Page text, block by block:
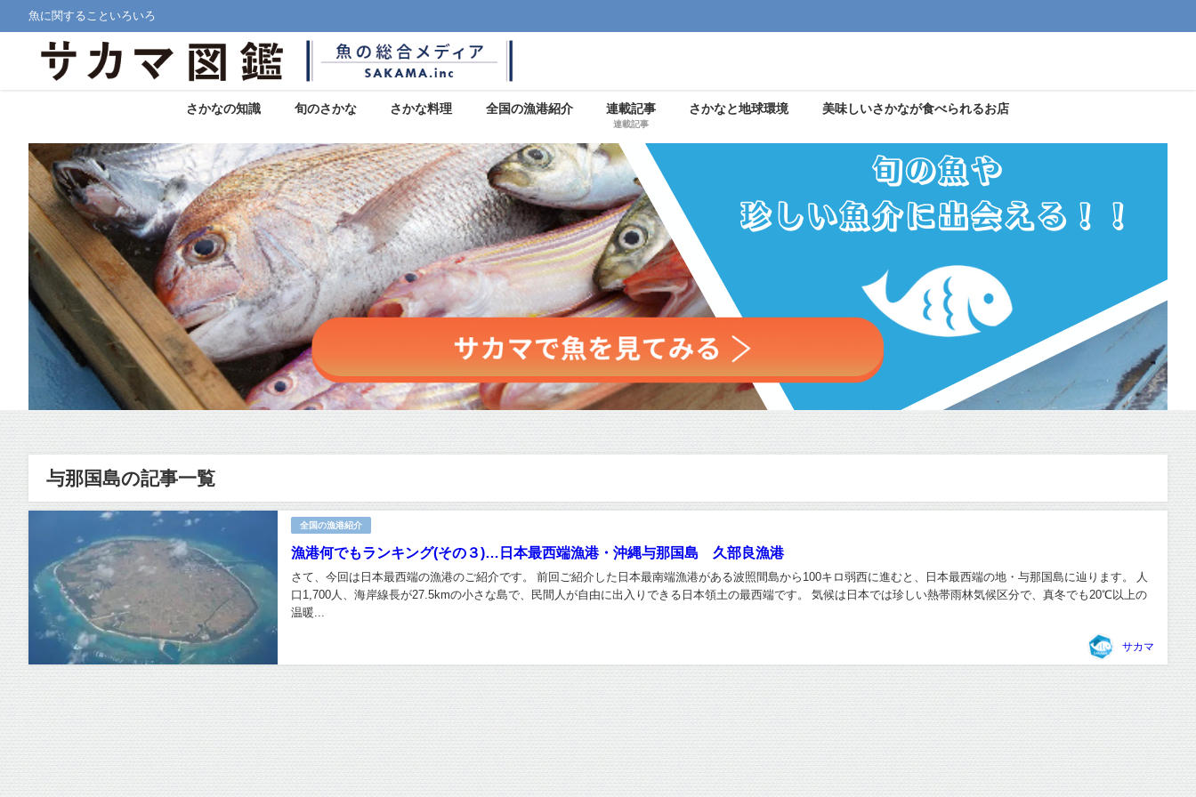
魚に関することいろいろ
さかなの知識 旬のさかな さかな料理 全国の漁港紹介 連載記事
連載記事
さかなと地球環境 美味しいさかなが食べられるお店
与那国島の記事一覧
全国の漁港紹介
漁港何でもランキング(その３)…日本最西端漁港・沖縄与那国島 久部良漁港
さて、今回は日本最西端の漁港のご紹介です。 前回ご紹介した日本最南端漁港がある波照間島から100キロ弱西に進むと、日本最西端の地・与那国島に辿ります。 人
口1,700人、海岸線長が27.5kmの小さな島で、民間人が自由に出入りできる日本領土の最西端です。 気候は日本では珍しい熱帯雨林気候区分で、真冬でも20℃以上の
温暖...
サカマ